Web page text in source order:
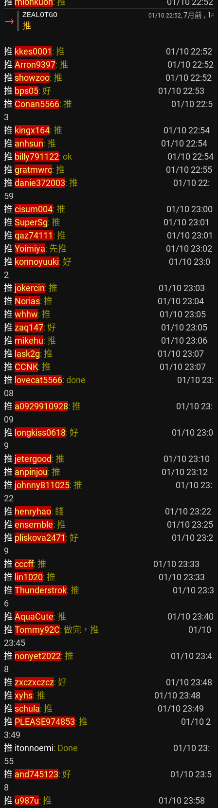
→ ZEALOTGO 01/10 22:52, 7月前 , 1 F
推
推 kkes0001: 推
推 Arron9397: 推
推 showzoo: 推
推 bps05: 好
推 Conan5566: 推
01/10 22:5
推 kingx164: 推
推 anhsun: 推
推 billy791122: ok
推 gratmwrc: 推
推 danie372003: 推
01/10 22:
推 cisum004: 推
推 SuperSg: 推
推 qaz74111: 推
推 Yoimiya: 先推
推 konnoyuuki: 好
01/10 23:0
推 jokercin: 推
推 Norias: 推
推 whhw: 推
推 zaq147: 好
推 mikehu: 推
推 lask2g: 推
推 CCNK: 推
推 lovecat5566: done
01/10 23:
推 a0929910928: 推
01/10 23:
推 longkiss0618: 好
01/10 23:0
推 jetergood: 推
推 anpinjou: 推
推 johnny811025: 推
01/10 23:
推 henryhao: 錢
推 ensemble: 推
推 pliskova2471: 好
01/10 23:2
推 cccff: 推
推 lin1020: 推
推 Thunderstrok: 推
01/10 23:3
推 AquaCute: 推
推 Tommy92C: 做完，推
01/10
推 nonyet2022: 推
01/10 23:4
推 zxczxczcz: 好
推 xyhs: 推
推 schula: 推
推 PLEASE974853: 推
01/10 2
推 itonnoemi: Done
01/10 23:
推 and745123: 好
01/10 23:5
推 u987u: 推